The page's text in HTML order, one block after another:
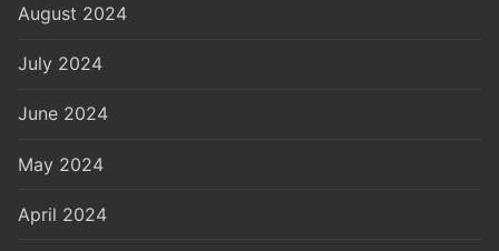
August 2024
July 2024
June 2024
May 2024
April 2024